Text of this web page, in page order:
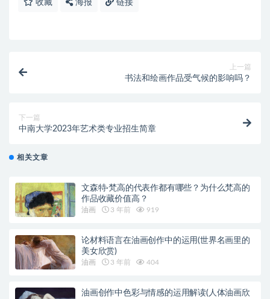
收藏 海报 链接
上一篇
书法和绘画作品受气候的影响吗？
下一篇
中南大学2023年艺术类专业招生简章
相关文章
文森特·梵高的代表作都有哪些？为什么梵高的
作品收藏价值高？
油画 3 年前 919
论材料语言在油画创作中的运用(世界名画里的
美女欣赏)
油画 3 年前 404
油画创作中色彩与情感的运用解读(人体油画欣